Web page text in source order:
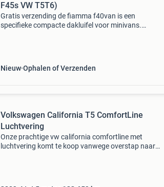
F45s VW T5T6)
Gratis verzending de fiamma f40van is een
specifieke compacte dakluifel voor minivans.
Nieuw Ophalen of Verzenden
Volkswagen California T5 ComfortLine
Luchtvering
Onze prachtige vw california comfortline met
luchtvering komt te koop vanwege overstap naar